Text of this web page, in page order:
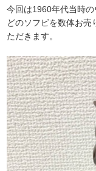
今回は1960年代当時
どのソフビを数体お
ただきます。